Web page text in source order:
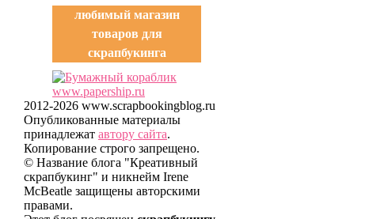
любимый магазин
товаров для
скрапбукинга
2012-2026 www.scrapbookingblog.ru
Опубликованные материалы
принадлежат автору сайта.
Копирование строго запрещено.
© Название блога "Креативный
скрапбукинг" и никнейм Irene
McBeatle защищены авторскими
правами.